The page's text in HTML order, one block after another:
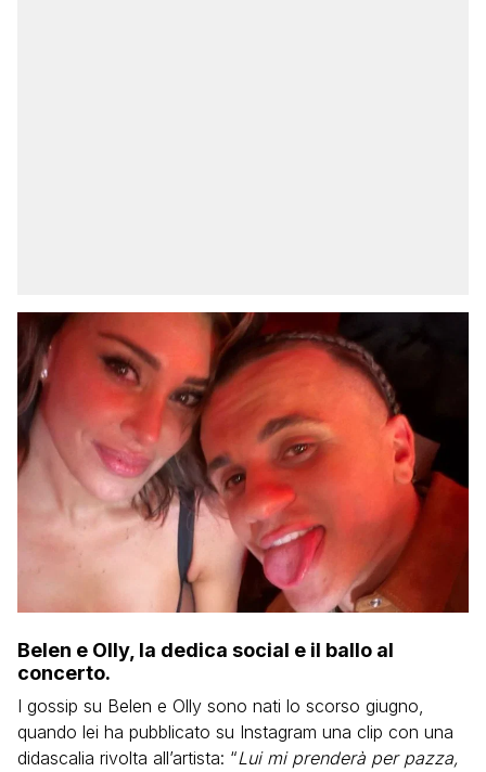
Belen e Olly, la dedica social e il ballo al
concerto.
I gossip su Belen e Olly sono nati lo scorso giugno,
quando lei ha pubblicato su Instagram una clip con una
didascalia rivolta all’artista: “Lui mi prenderà per pazza,